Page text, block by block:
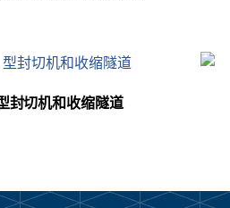
封切机和收缩隧道